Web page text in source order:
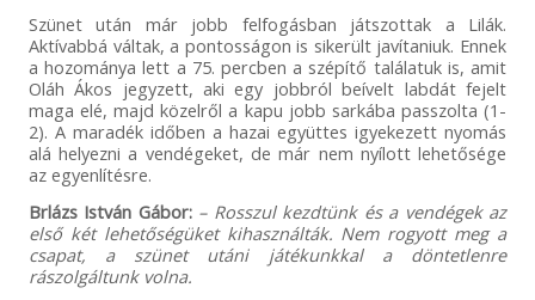
Szünet után már jobb felfogásban játszottak a Lilák.
Aktívabbá váltak, a pontosságon is sikerült javítaniuk. Ennek
a hozománya lett a 75. percben a szépítő találatuk is, amit
Oláh Ákos jegyzett, aki egy jobbról beívelt labdát fejelt
maga elé, majd közelről a kapu jobb sarkába passzolta (1-
2). A maradék időben a hazai együttes igyekezett nyomás
alá helyezni a vendégeket, de már nem nyílott lehetősége
az egyenlítésre.
Brlázs István Gábor: – Rosszul kezdtünk és a vendégek az
első két lehetőségüket kihasználták. Nem rogyott meg a
csapat, a szünet utáni játékunkkal a döntetlenre
rászolgáltunk volna.